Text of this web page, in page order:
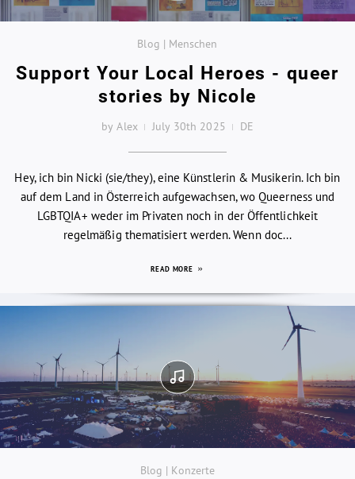
Blog | Menschen
Support Your Local Heroes - queer
stories by Nicole
by Alex July 30th 2025 DE
Hey, ich bin Nicki (sie/they), eine Künstlerin & Musikerin. Ich bin
auf dem Land in Österreich aufgewachsen, wo Queerness und
LGBTQIA+ weder im Privaten noch in der Öffentlichkeit
regelmäßig thematisiert werden. Wenn doc...
READ MORE
Blog | Konzerte